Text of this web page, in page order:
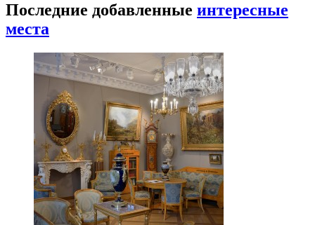
Последние добавленные интересные
места